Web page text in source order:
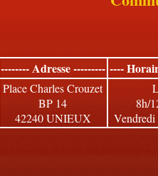
-------- Adresse --------- ----
Place Charles Crouzet
BP 14
42240 UNIEUX
8h/